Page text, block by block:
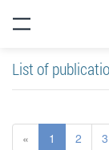
List of
« 1 2 3